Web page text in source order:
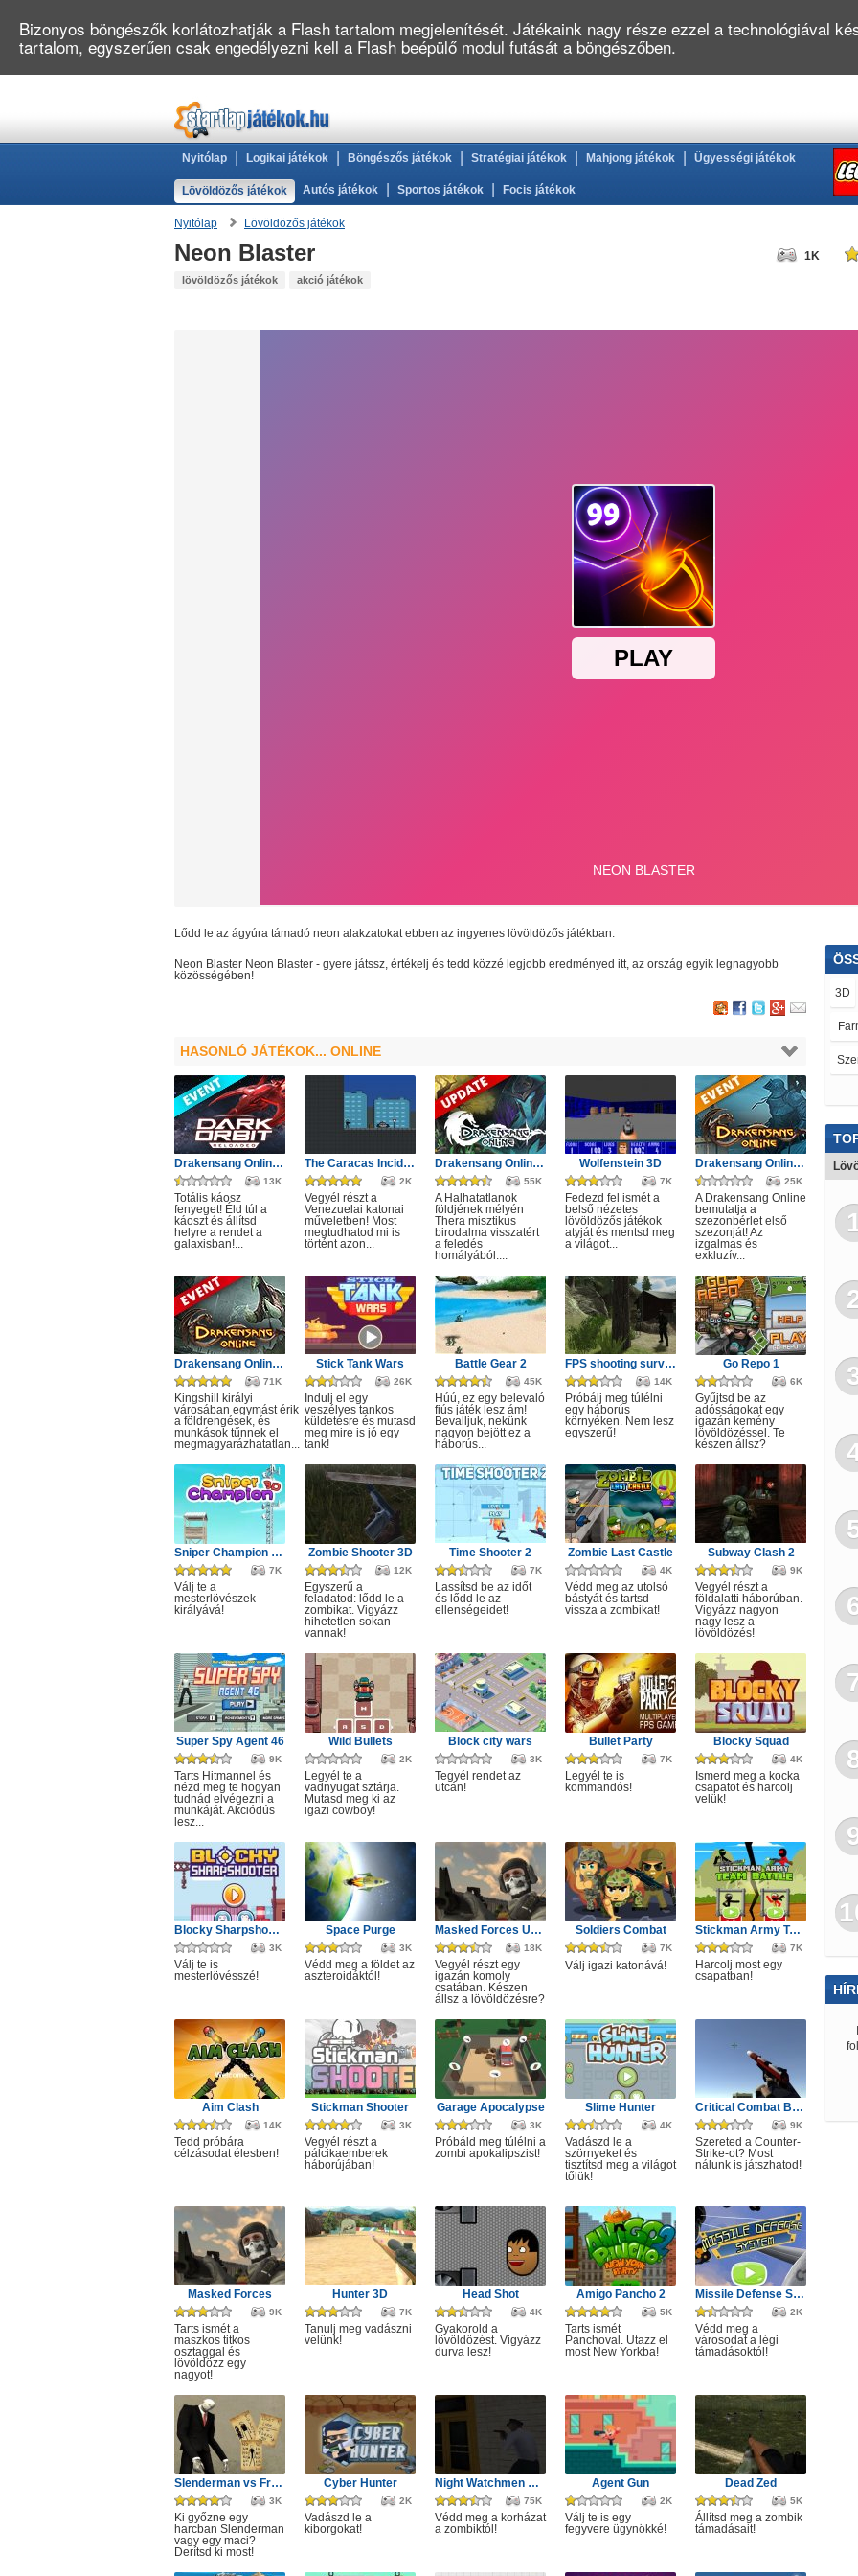
Nyitólap Logikai játékok Böngészős játékok Stratégiai játékok Mahjong játékok Ügyességi játékok
Lövöldözős játékok Autós játékok Sportos játékok Focis játékok
Nyitólap Lövöldözős játékok
Neon Blaster
lövöldözős játékok akció játékok
1K
Lődd le az ágyúra támadó neon alakzatokat ebben az ingyenes lövöldözős játékban.
Neon Blaster - gyere játssz, értékelj és tedd közzé legjobb eredményed itt, az ország egyik legnagyobb
Neon Blaster
közösségében!
HASONLÓ JÁTÉKOK... ONLINE
Drakensang Online - Protegit zűrzavar
13K
Totális káosz
fenyeget! Éld túl a
káoszt és állítsd
helyre a rendet a
galaxisban!...
The Caracas Incident
2K
Vegyél részt a
Venezuelai katonai
műveletben! Most
megtudhatod mi is
történt azon...
Drakensang Online - A Halhatatlanok árnya
55K
A Halhatatlanok
földjének mélyén
Thera misztikus
birodalma visszatért
a feledés
homályából....
Wolfenstein 3D
7K
Fedezd fel ismét a
belső nézetes
lövöldözős játékok
atyját és mentsd meg
a világot...
Drakensang Online - Első szezon
25K
A Drakensang Online
bemutatja a
szezonbérlet első
szezonját! Az
izgalmas és
exkluzív...
Drakensang Online - Kingshill férges csatornái
71K
Kingshill királyi
városában egymást érik
a földrengések, és
munkások tűnnek el
megmagyarázhatatlan...
Stick Tank Wars
26K
Indulj el egy
veszélyes tankos
küldetésre és mutasd
meg mire is jó egy
tank!
Battle Gear 2
45K
Húú, ez egy belevaló
fiús játék lesz ám!
Bevalljuk, nekünk
nagyon bejött ez a
háborús...
FPS shooting survival game
14K
Próbálj meg túlélni
egy háborús
környéken. Nem lesz
egyszerű!
Go Repo 1
6K
Gyűjtsd be az
adósságokat egy
igazán kemény
lövöldözéssel. Te
készen állsz?
Sniper Champion 3D
7K
Válj te a
mesterlövészek
királyává!
Zombie Shooter 3D
12K
Egyszerű a
feladatod: lődd le a
zombikat. Vigyázz
hihetetlen sokan
vannak!
Time Shooter 2
7K
Lassítsd be az időt
és lődd le az
ellenségeidet!
Zombie Last Castle
4K
Védd meg az utolsó
bástyát és tartsd
vissza a zombikat!
Subway Clash 2
9K
Vegyél részt a
földalatti háborúban.
Vigyázz nagyon
nagy lesz a
lövöldözés!
Super Spy Agent 46
9K
Tarts Hitmannel és
nézd meg te hogyan
tudnád elvégezni a
munkáját. Akciódús
lesz...
Wild Bullets
2K
Legyél te a
vadnyugat sztárja.
Mutasd meg ki az
igazi cowboy!
Block city wars
3K
Tegyél rendet az
utcán!
Bullet Party
7K
Legyél te is
kommandós!
Blocky Squad
4K
Ismerd meg a kocka
csapatot és harcolj
velük!
Blocky Sharpshooter
3K
Válj te is
mesterlövésszé!
Space Purge
3K
Védd meg a földet az
aszteroidáktól!
Masked Forces Unlimited
18K
Vegyél részt egy
igazán komoly
csatában. Készen
állsz a lövöldözésre?
Soldiers Combat
7K
Válj igazi katonává!
Stickman Army Team Battle
7K
Harcolj most egy
csapatban!
Aim Clash
14K
Tedd próbára
célzásodat élesben!
Stickman Shooter
3K
Vegyél részt a
pálcikaemberek
háborújában!
Garage Apocalypse
3K
Próbáld meg túlélni a
zombi apokalipszist!
Slime Hunter
4K
Vadászd le a
szörnyeket és
tisztítsd meg a világot
tőlük!
Critical Combat Battle Royale
9K
Szereted a Counter-
Strike-ot? Most
nálunk is játszhatod!
Masked Forces
9K
Tarts ismét a
maszkos titkos
osztaggal és
lövöldözz egy
nagyot!
Hunter 3D
7K
Tanulj meg vadászni
velünk!
Head Shot
4K
Gyakorold a
lövöldözést. Vigyázz
durva lesz!
Amigo Pancho 2
5K
Tarts ismét
Panchoval. Utazz el
most New Yorkba!
Missile Defense System
2K
Védd meg a
városodat a légi
támadásoktól!
Slenderman vs Freddy the Fazbear
3K
Ki győzne egy
harcban Slenderman
vagy egy maci?
Derítsd ki most!
Cyber Hunter
2K
Vadászd le a
kiborgokat!
Night Watchmen Stories Zombie Hospital
75K
Védd meg a korházat
a zombiktól!
Agent Gun
2K
Válj te is egy
fegyvere ügynökké!
Dead Zed
5K
Állítsd meg a zombik
támadásait!
3D
Bizonyos böngészők korlátozhatják a Flash tartalom megjelenítését. Játékaink nagy része ezzel a technológiával
tartalom, egyszerűen csak engedélyezni kell a Flash beépülő modul futását a böngészőben.